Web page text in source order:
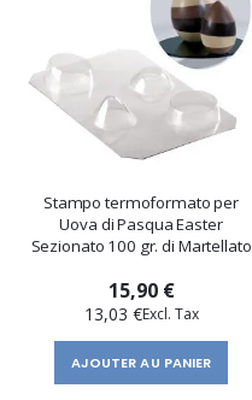
Stampo termoformato per
Uova di Pasqua Easter
Sezionato 100 gr. di Martellato
15,90 €
13,03 €
AJOUTER AU PANIER